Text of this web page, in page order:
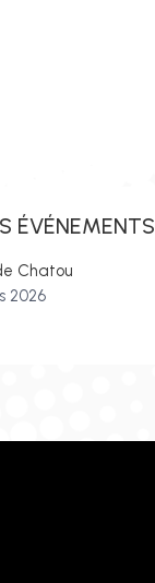
ÉVÉNEMENTS
Chatou
2026